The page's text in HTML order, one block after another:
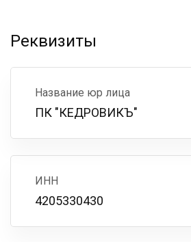
Реквизиты
Название юр лица
ПК "КЕДРОВИКЪ"
ИНН
4205330430